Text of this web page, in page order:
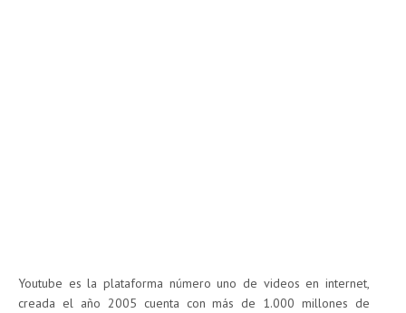
Youtube es la plataforma número uno de videos en internet,
creada el año 2005 cuenta con más de 1.000 millones de